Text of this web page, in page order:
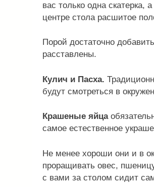
вас только одна скатерка,
центре стола расшитое
Порой достаточно
расставлены.
Кулич и Пасха.
будут смотреться в
Крашеные яйца
самое естественное
Не менее хороши они и в
проращивать овес,
с вами за столом сидит